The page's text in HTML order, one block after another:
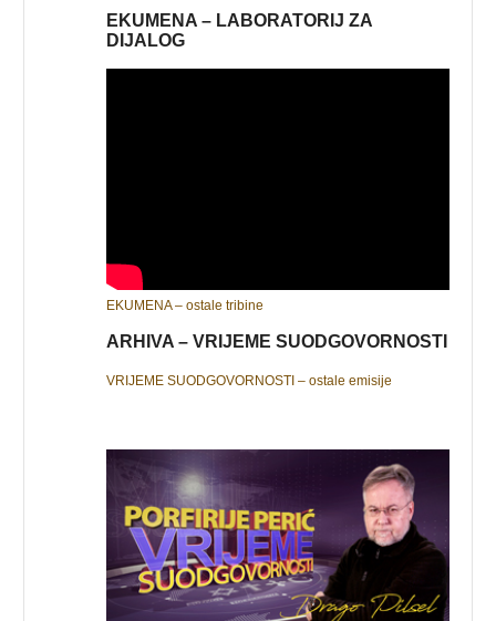
EKUMENA – LABORATORIJ ZA
DIJALOG
EKUMENA – ostale tribine
ARHIVA – VRIJEME SUODGOVORNOSTI
VRIJEME SUODGOVORNOSTI – ostale emisije